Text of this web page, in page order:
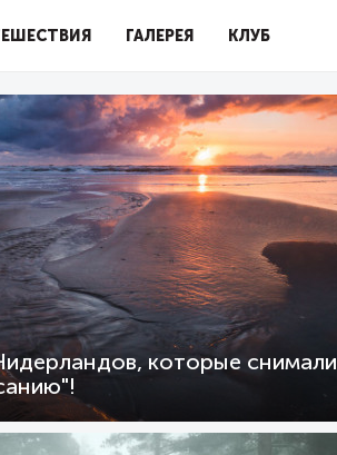
ГАЛЕРЕЯ КЛУБ
которые снимали